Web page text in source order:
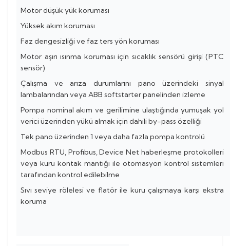
Motor düşük yük koruması
Yüksek akım koruması
Faz dengesizliği ve faz ters yön koruması
Motor aşırı ısınma koruması için sıcaklık sensörü girişi (PTC
sensör)
Çalışma ve arıza durumlarını pano üzerindeki sinyal
lambalarından veya ABB softstarter panelinden izleme
Pompa nominal akım ve gerilimine ulaştığında yumuşak yol
verici üzerinden yükü almak için dahili by-pass özelliği
Tek pano üzerinden 1 veya daha fazla pompa kontrolü
Modbus RTU, Profibus, Device Net haberleşme protokolleri
veya kuru kontak mantığı ile otomasyon kontrol sistemleri
tarafından kontrol edilebilme
Sıvı seviye rölelesi ve flatör ile kuru çalışmaya karşı ekstra
koruma